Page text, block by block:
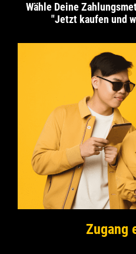
Wähle Deine
"Jetzt kaufen und
Zugang